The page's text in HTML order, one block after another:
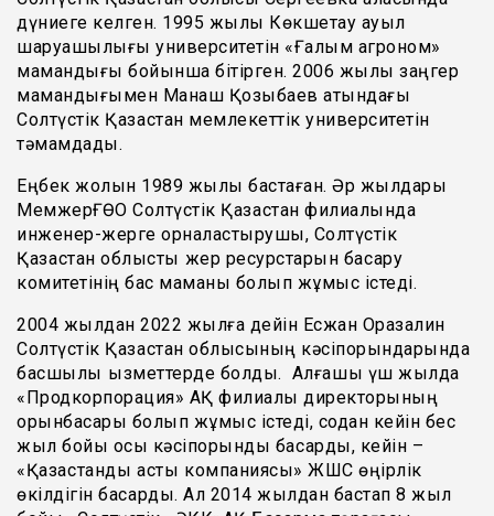
дүниеге келген. 1995 жылы Көкшетау ауыл
шаруашылығы университетін «Ғалым агроном»
мамандығы бойынша бітірген. 2006 жылы заңгер
мамандығымен Манаш Қозыбаев атындағы
Солтүстік Қазақстан мемлекеттік университетін
тәмамдады.
Еңбек жолын 1989 жылы бастаған. Әр жылдары
МемжерҒӨО Солтүстік Қазақстан филиалында
инженер-жерге орналастырушы, Солтүстік
Қазақстан облыстық жер ресурстарын басқару
комитетінің бас маманы болып жұмыс істеді.
2004 жылдан 2022 жылға дейін Есжан Оразалин
Солтүстік Қазақстан облысының кәсіпорындарында
басшылық қызметтерде болды. Алғашқы үш жылда
«Продкорпорация» АҚ филиалы директорының
орынбасары болып жұмыс істеді, содан кейін бес
жыл бойы осы кәсіпорынды басқарды, кейін –
«Қазақстандық астық компаниясы» ЖШС өңірлік
өкілдігін басқарды. Ал 2014 жылдан бастап 8 жыл